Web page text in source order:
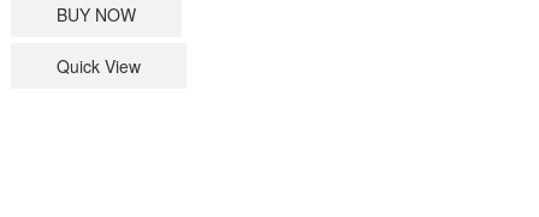
BUY NOW
Quick View